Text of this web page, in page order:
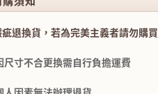
退換貨，若為完美主義者請勿購買
寸不合更換需自行負擔運費